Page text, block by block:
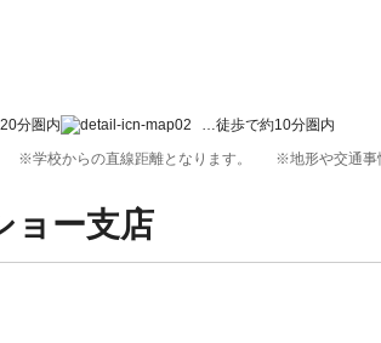
分圏内
…徒歩で約10分圏内
※学校からの直線距離となります。 ※地形や交通事
ョー支店